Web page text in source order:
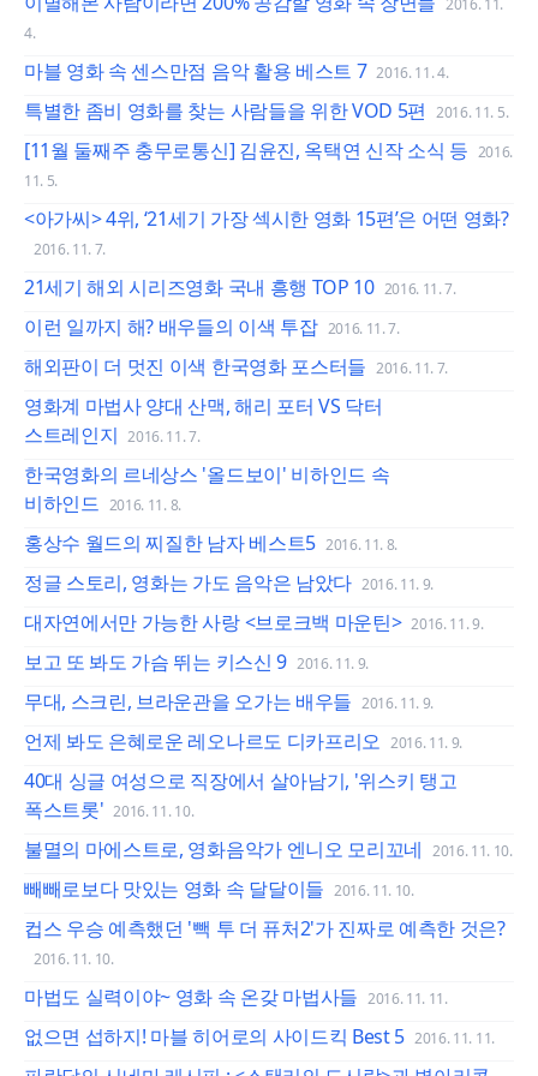
2016. 11.
4.
마블 영화 속 센스만점 음악 활용 베스트 7 2016. 11. 4.
특별한 좀비 영화를 찾는 사람들을 위한 VOD 5편 2016. 11. 5.
[11월 둘째주 충무로통신] 김윤진, 옥택연 신작 소식 등 2016.
11. 5.
<아가씨> 4위, ‘21세기 가장 섹시한 영화 15편’은 어떤 영화?
2016. 11. 7.
21세기 해외 시리즈영화 국내 흥행 TOP 10 2016. 11. 7.
이런 일까지 해? 배우들의 이색 투잡 2016. 11. 7.
해외판이 더 멋진 이색 한국영화 포스터들 2016. 11. 7.
영화계 마법사 양대 산맥, 해리 포터 VS 닥터
스트레인지 2016. 11. 7.
한국영화의 르네상스 '올드보이' 비하인드 속
비하인드 2016. 11. 8.
홍상수 월드의 찌질한 남자 베스트5 2016. 11. 8.
정글 스토리, 영화는 가도 음악은 남았다 2016. 11. 9.
대자연에서만 가능한 사랑 <브로크백 마운틴> 2016. 11. 9.
보고 또 봐도 가슴 뛰는 키스신 9 2016. 11. 9.
무대, 스크린, 브라운관을 오가는 배우들 2016. 11. 9.
언제 봐도 은혜로운 레오나르도 디카프리오 2016. 11. 9.
40대 싱글 여성으로 직장에서 살아남기, '위스키 탱고
폭스트롯' 2016. 11. 10.
불멸의 마에스트로, 영화음악가 엔니오 모리꼬네 2016. 11. 10.
빼빼로보다 맛있는 영화 속 달달이들 2016. 11. 10.
컵스 우승 예측했던 '빽 투 더 퓨처2'가 진짜로 예측한 것은?
2016. 11. 10.
마법도 실력이야~ 영화 속 온갖 마법사들 2016. 11. 11.
없으면 섭하지! 마블 히어로의 사이드킥 Best 5 2016. 11. 11.